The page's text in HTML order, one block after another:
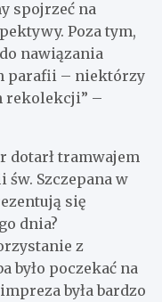
spojrzeć na
Poza tym,
nawiązania
parafii – niektórzy
rekolekcji” –
dotarł tramwajem
Szczepana w
się
dnia?
z
było poczekać na
była bardzo